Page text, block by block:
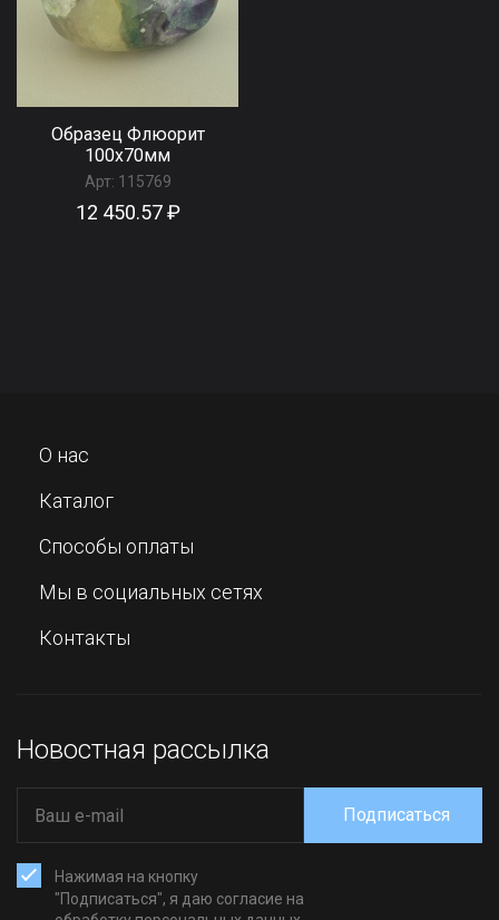
Образец Флюорит
100x70мм
Арт: 115769
12 450.57 ₽
О нас
Каталог
Способы оплаты
Мы в социальных сетях
Контакты
Новостная рассылка
Нажимая на кнопку
"Подписаться", я даю согласие на
Подписаться